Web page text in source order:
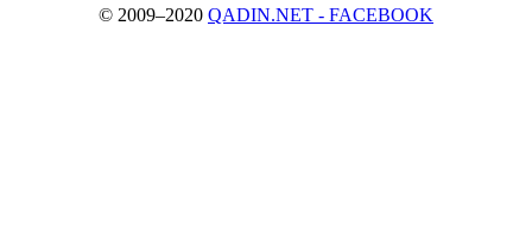
© 2009–2020 QADIN.NET - FACEBOOK